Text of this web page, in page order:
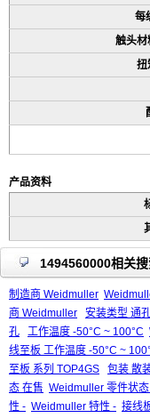
每
触头材
扭
产品资料
1494560000相关
制造商 Weidmuller
商 Weidmuller
安装类型 通
孔
工作温度 -50°C ~ 100°C
线至板 工作温度 -50°C ~
至板 系列 TOP4GS
包装 散
态 在售 Weidmuller 零件状
性 - Weidmuller 特性 - 接线